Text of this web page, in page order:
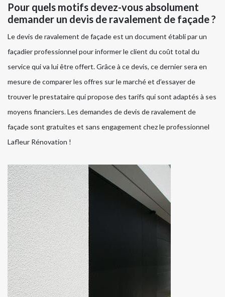
Pour quels motifs devez-vous absolument
demander un devis de ravalement de façade ?
Le devis de ravalement de façade est un document établi par un
façadier professionnel pour informer le client du coût total du
service qui va lui être offert. Grâce à ce devis, ce dernier sera en
mesure de comparer les offres sur le marché et d’essayer de
trouver le prestataire qui propose des tarifs qui sont adaptés à ses
moyens financiers. Les demandes de devis de ravalement de
façade sont gratuites et sans engagement chez le professionnel
Lafleur Rénovation !